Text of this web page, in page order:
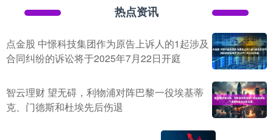
热点资讯
点金股 中憬科技集团作为原告上诉人的1起涉及
合同纠纷的诉讼将于2025年7月22日开庭
智云理财 望无碍，利物浦对阵巴黎一役埃基蒂
克、门德斯和杜埃先后伤退